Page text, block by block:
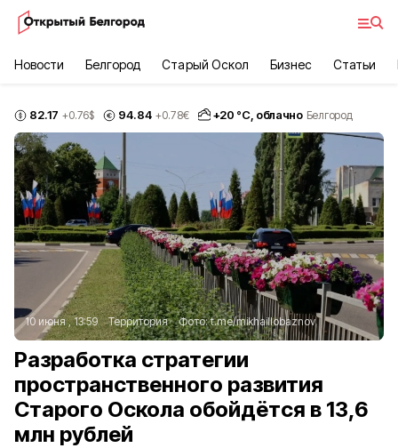
Новости Белгород Старый Оскол Бизнес Статьи
82.17 +0.76$ 94.84 +0.78€ +20 °С, облачно Белгород
10 июня , 13:59 Территория Фото:t.me/mikhaillobaznov
Разработка стратегии
пространственного развития
Старого Оскола обойдётся в 13,6
млн рублей